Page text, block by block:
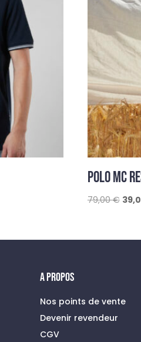
POLO MC
79,00€ Le
A PROPOS
Nos points de vente
Devenir revendeur
CGV